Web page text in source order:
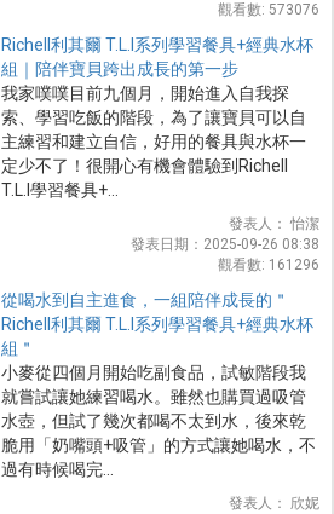
觀看數: 573076
Richell利其爾 T.L.I系列學習餐具+經典水杯
組｜陪伴寶貝跨出成長的第一步
我家噗噗目前九個月，開始進入自我探
索、學習吃飯的階段，為了讓寶貝可以自
主練習和建立自信，好用的餐具與水杯一
定少不了！很開心有機會體驗到Richell
T.L.I學習餐具+...
發表人： 怡潔
發表日期：2025-09-26 08:38
觀看數: 161296
從喝水到自主進食，一組陪伴成長的＂
Richell利其爾 T.L.I系列學習餐具+經典水杯
組＂
小麥從四個月開始吃副食品，試敏階段我
就嘗試讓她練習喝水。雖然也購買過吸管
水壺，但試了幾次都喝不太到水，後來乾
脆用「奶嘴頭+吸管」的方式讓她喝水，不
過有時候喝完...
發表人： 欣妮